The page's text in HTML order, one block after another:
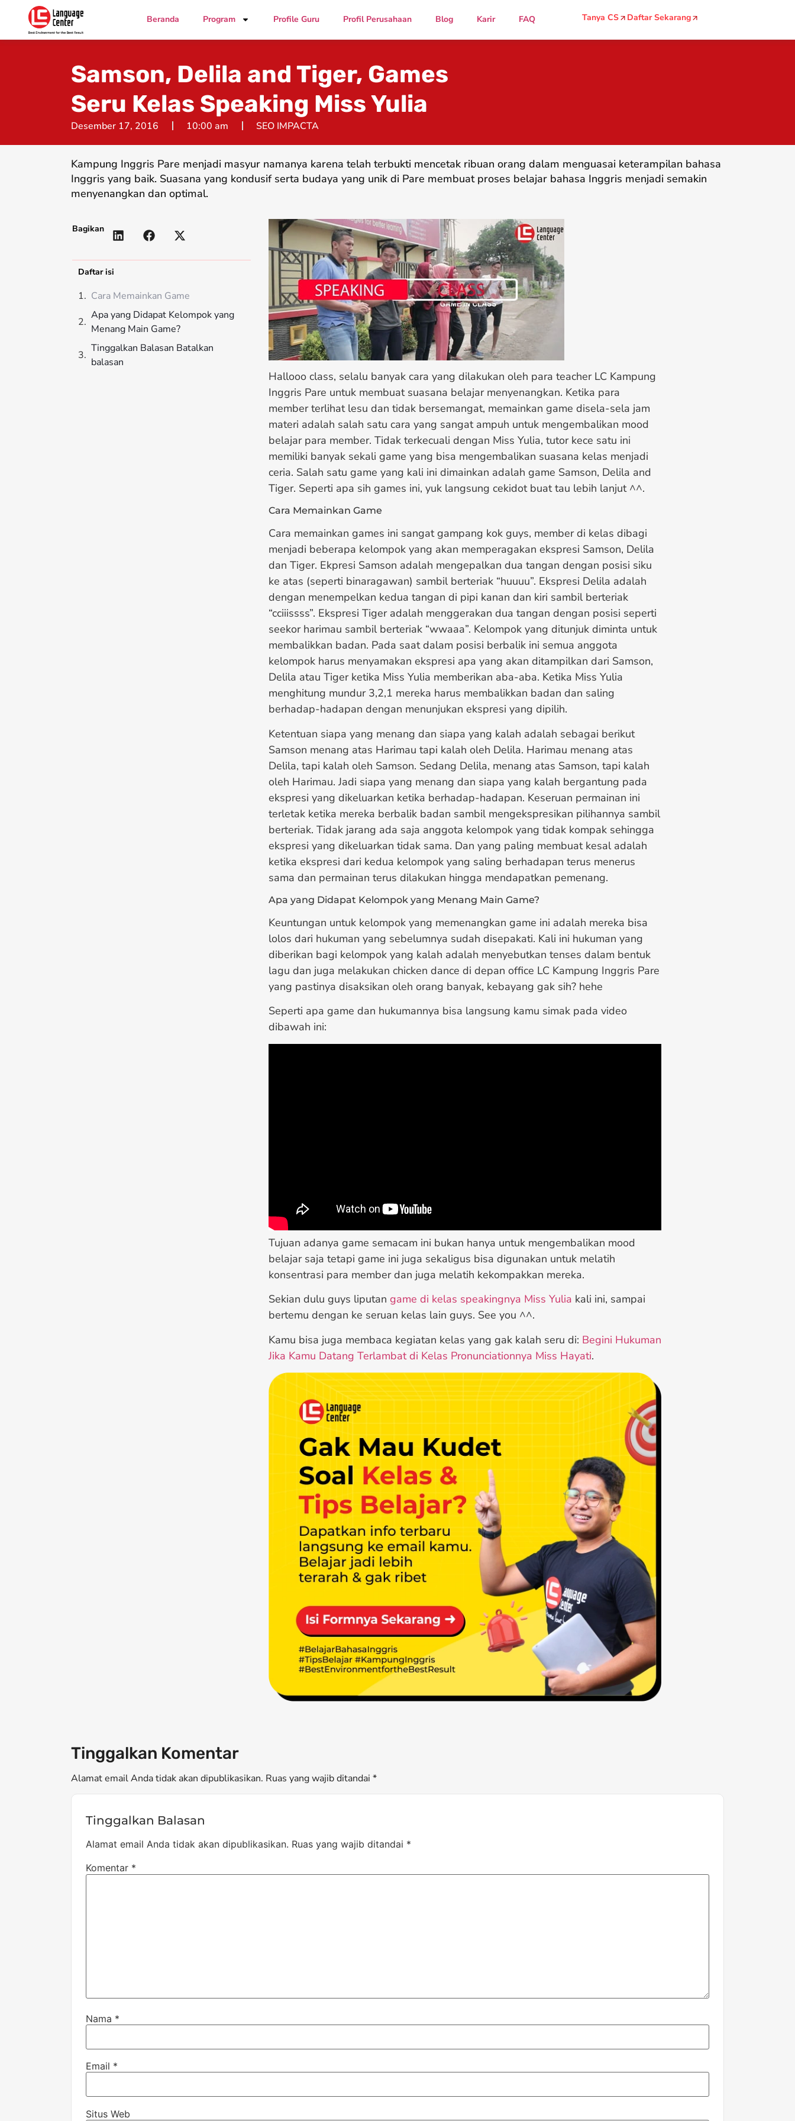
Beranda Program Profile Guru Profil Perusahaan Blog Karir FAQ Tanya CS Daftar Sekarang
Samson, Delila and Tiger, Games
Seru Kelas Speaking Miss Yulia
Desember 17, 2016 10:00 am SEO IMPACTA
Kampung Inggris Pare menjadi masyur namanya karena telah terbukti mencetak ribuan orang dalam menguasai keterampilan bahasa
Inggris yang baik. Suasana yang kondusif serta budaya yang unik di Pare membuat proses belajar bahasa Inggris menjadi semakin
menyenangkan dan optimal.
Bagikan
Daftar isi
Cara Memainkan Game
Apa yang Didapat Kelompok yang
Menang Main Game?
Tinggalkan Balasan Batalkan
balasan
Hallooo class, selalu banyak cara yang dilakukan oleh para teacher LC Kampung
Inggris Pare untuk membuat suasana belajar menyenangkan. Ketika para
member terlihat lesu dan tidak bersemangat, memainkan game disela-sela jam
materi adalah salah satu cara yang sangat ampuh untuk mengembalikan mood
belajar para member. Tidak terkecuali dengan Miss Yulia, tutor kece satu ini
memiliki banyak sekali game yang bisa mengembalikan suasana kelas menjadi
ceria. Salah satu game yang kali ini dimainkan adalah game Samson, Delila and
Tiger. Seperti apa sih games ini, yuk langsung cekidot buat tau lebih lanjut ^^.
Cara Memainkan Game
Cara memainkan games ini sangat gampang kok guys, member di kelas dibagi
menjadi beberapa kelompok yang akan memperagakan ekspresi Samson, Delila
dan Tiger. Ekpresi Samson adalah mengepalkan dua tangan dengan posisi siku
ke atas (seperti binaragawan) sambil berteriak “huuuu”. Ekspresi Delila adalah
dengan menempelkan kedua tangan di pipi kanan dan kiri sambil berteriak
“cciiissss”. Ekspresi Tiger adalah menggerakan dua tangan dengan posisi seperti
seekor harimau sambil berteriak “wwaaa”. Kelompok yang ditunjuk diminta untuk
membalikkan badan. Pada saat dalam posisi berbalik ini semua anggota
kelompok harus menyamakan ekspresi apa yang akan ditampilkan dari Samson,
Delila atau Tiger ketika Miss Yulia memberikan aba-aba. Ketika Miss Yulia
menghitung mundur 3,2,1 mereka harus membalikkan badan dan saling
berhadap-hadapan dengan menunjukan ekspresi yang dipilih.
Ketentuan siapa yang menang dan siapa yang kalah adalah sebagai berikut
Samson menang atas Harimau tapi kalah oleh Delila. Harimau menang atas
Delila, tapi kalah oleh Samson. Sedang Delila, menang atas Samson, tapi kalah
oleh Harimau. Jadi siapa yang menang dan siapa yang kalah bergantung pada
ekspresi yang dikeluarkan ketika berhadap-hadapan. Keseruan permainan ini
terletak ketika mereka berbalik badan sambil mengekspresikan pilihannya sambil
berteriak. Tidak jarang ada saja anggota kelompok yang tidak kompak sehingga
ekspresi yang dikeluarkan tidak sama. Dan yang paling membuat kesal adalah
ketika ekspresi dari kedua kelompok yang saling berhadapan terus menerus
sama dan permainan terus dilakukan hingga mendapatkan pemenang.
Apa yang Didapat Kelompok yang Menang Main Game?
Keuntungan untuk kelompok yang memenangkan game ini adalah mereka bisa
lolos dari hukuman yang sebelumnya sudah disepakati. Kali ini hukuman yang
diberikan bagi kelompok yang kalah adalah menyebutkan tenses dalam bentuk
lagu dan juga melakukan chicken dance di depan office LC Kampung Inggris Pare
yang pastinya disaksikan oleh orang banyak, kebayang gak sih? hehe
Seperti apa game dan hukumannya bisa langsung kamu simak pada video
dibawah ini:
Tujuan adanya game semacam ini bukan hanya untuk mengembalikan mood
belajar saja tetapi game ini juga sekaligus bisa digunakan untuk melatih
konsentrasi para member dan juga melatih kekompakkan mereka.
Sekian dulu guys liputan game di kelas speakingnya Miss Yulia kali ini, sampai
bertemu dengan ke seruan kelas lain guys. See you ^^.
Kamu bisa juga membaca kegiatan kelas yang gak kalah seru di: Begini Hukuman
Jika Kamu Datang Terlambat di Kelas Pronunciationnya Miss Hayati.
Tinggalkan Komentar
Alamat email Anda tidak akan dipublikasikan. Ruas yang wajib ditandai *
Tinggalkan Balasan
Alamat email Anda tidak akan dipublikasikan. Ruas yang wajib ditandai *
Komentar *
Nama *
Email *
Situs Web